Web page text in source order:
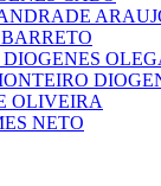
OLIVEIRA
NETO